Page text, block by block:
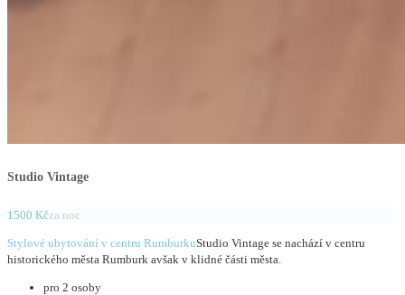
Studio Vintage
1500 Kčza noc
Stylové ubytování v centru RumburkuStudio Vintage se nachází v centru
historického města Rumburk avšak v klidné části města.
pro 2 osoby